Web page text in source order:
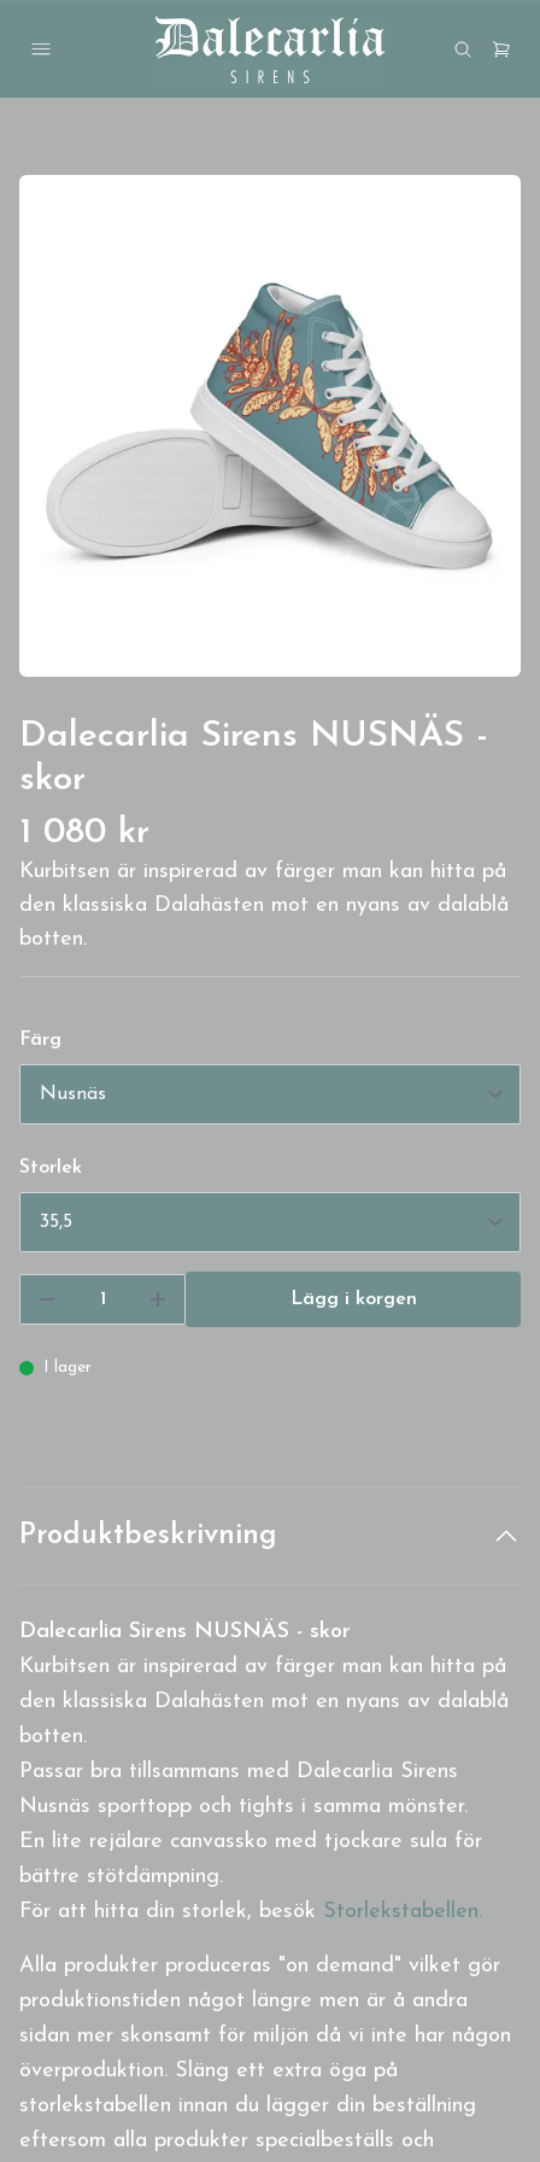
Dalecarlia Sirens NUSNÄS -
skor
1 080 kr
Kurbitsen är inspirerad av färger man kan hitta på
den klassiska Dalahästen mot en nyans av dalablå
botten.
Färg
Storlek
Lägg i korgen
I lager
Produktbeskrivning
Dalecarlia Sirens NUSNÄS - skor
Kurbitsen är inspirerad av färger man kan hitta på
den klassiska Dalahästen mot en nyans av dalablå
botten.
Passar bra tillsammans med Dalecarlia Sirens
Nusnäs sporttopp och tights i samma mönster.
En lite rejälare canvassko med tjockare sula för
bättre stötdämpning.
För att hitta din storlek, besök Storlekstabellen.
Alla produkter produceras "on demand" vilket gör
produktionstiden något längre men är å andra
sidan mer skonsamt för miljön då vi inte har någon
överproduktion. Släng ett extra öga på
storlekstabellen innan du lägger din beställning
eftersom alla produkter specialbeställs och